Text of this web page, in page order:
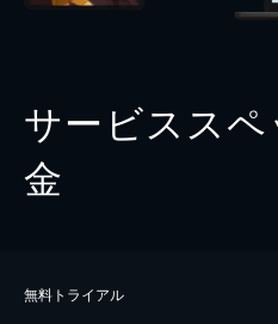
サービスス
金
無料トライアル